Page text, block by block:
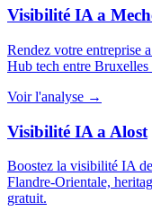
Visibilité IA a
Rendez votre entreprise
Hub tech entre
Voir l'analyse →
Visibilité IA a Alost
Boostez la visibilité IA
Flandre-Orientale,
gratuit.